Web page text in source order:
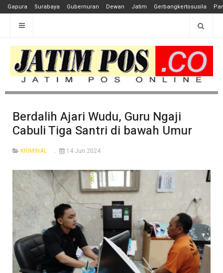
Gapura Surabaya Gubernuran Dewan Jatim Gerbangkertosusila
Berdalih Ajari Wudu, Guru Ngaji
Cabuli Tiga Santri di bawah Umur
KRIMINAL 14 Jun 2024